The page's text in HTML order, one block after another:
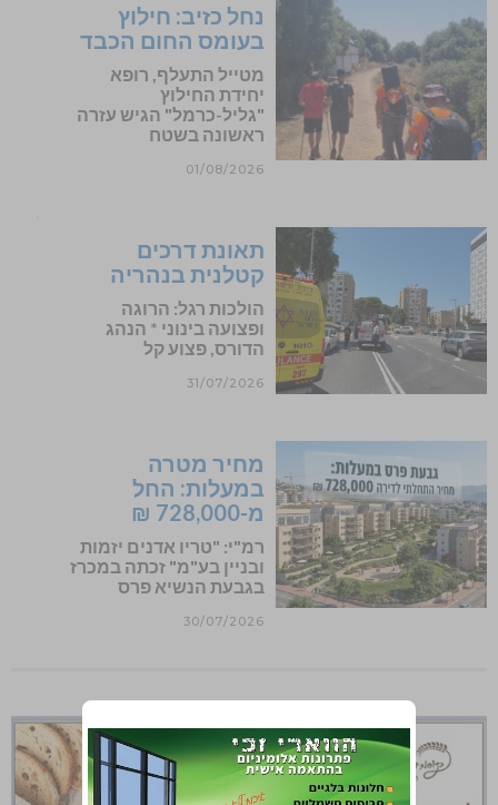
נחל כזיב: חילוץ
בעומס החום הכבד
מטייל התעלף, רופא
יחידת החילוץ
"גליל-כרמל" הגיש עזרה
ראשונה בשטח
01/08/2026
תאונת דרכים
קטלנית בנהריה
הולכות רגל: הרוגה
ופצועה בינוני * הנהג
הדורס, פצוע קל
31/07/2026
מחיר מטרה
במעלות: החל
מ-728,000 ₪
רמ"י: "טריו אדנים יזמות
ובניין בע"מ" זכתה במכרז
בגבעת הנשיא פרס
30/07/2026